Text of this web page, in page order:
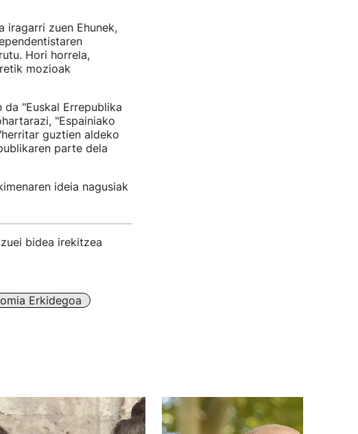
iragarri zuen Ehunek,
Hori horrela,
mozioak
"Euskal Errepublika
"Espainiako
guztien aldeko
parte dela
ideia nagusiak
bidea irekitzea
Erkidegoa